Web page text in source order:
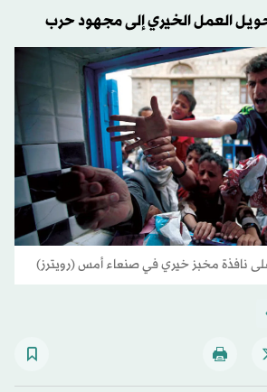
العمل الخيري إلى مجهود حرب
نافذة مخبز خيري في صنعاء أمس (رويترز)